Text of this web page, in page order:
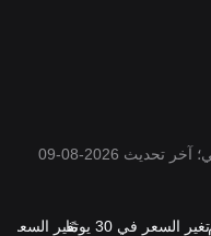
تحديث سعر SOL/USD في الوقت الحقيقي؛ آخر تحديث 2026-08-09
تغير السعر في 30 يومًا تغير السعر في 90